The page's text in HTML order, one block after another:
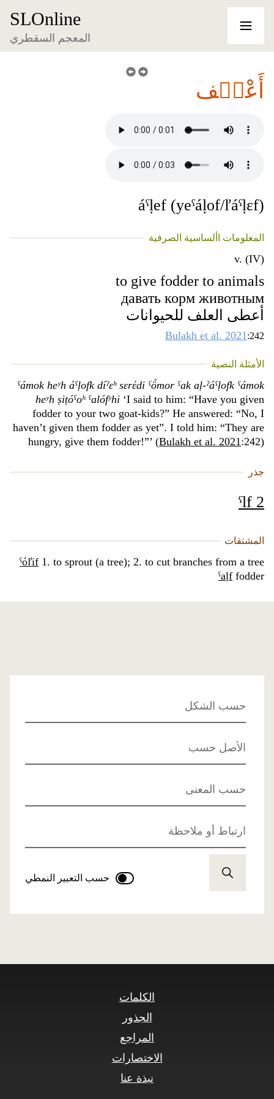
SLOnline
المعجم السقطري
أَعْڸٞف
áˁḷef (yeˁáḷof/ľáˁḷɛf)
المعلومات األساسية الصرفية
v. (IV)
to give fodder to animals
давать корм животным
أعطى العلف للحيوانات
Bulakh et al. 2021:242
الأمثلة النصية
ˁámok heʸh áˁḷofk díˀɛʰ sɛrέdi ˁö́mor ˁak aḷ-ˀáˁḷofk ˁámok
heʸh ṣiṭóˁoʰ ˁalófʸhi ‘I said to him: “Have you given
fodder to your two goat-kids?” He answered: “No, I
haven’t given them fodder as yet”. I told him: “They are
hungry, give them fodder!”’ (Bulakh et al. 2021:242)
جذر
ˁlf 2
المشتقات
ˁóľif 1. to sprout (a tree); 2. to cut branches from a tree
ˁaḷf fodder
حسب الشكل
الأصل حسب
حسب المعنى
ارتباط أو ملاحظة
حسب التعبير النمطي
الكلمات
الجذور
المراجع
الاختصارات
نبذة عنا